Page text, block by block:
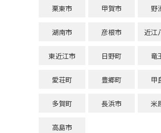
栗東市 甲賀市 野
湖南市 彦根市 近江
東近江市 日野町 竜
愛荘町 豊郷町 甲
多賀町 長浜市 米
高島市